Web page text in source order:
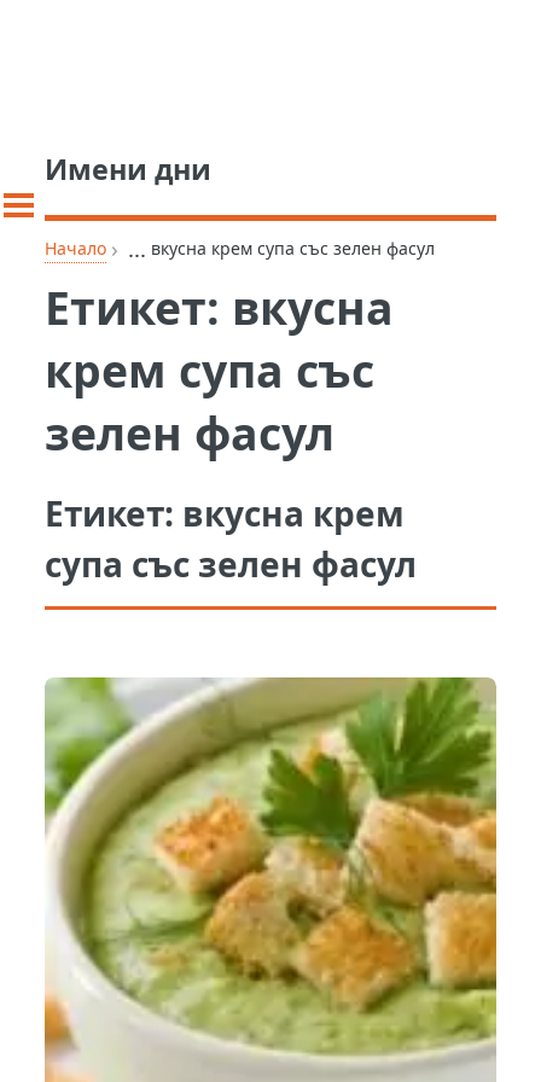
Имени дни
Начало › ... вкусна крем супа със зелен фасул
Етикет: вкусна
крем супа със
зелен фасул
Етикет: вкусна крем
супа със зелен фасул